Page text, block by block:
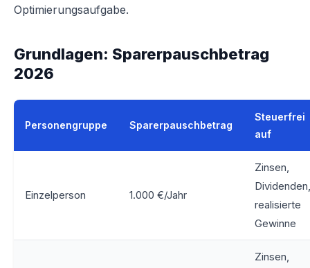
Optimierungsaufgabe.
Grundlagen: Sparerpauschbetrag
2026
Personengruppe Sparerpauschbetrag
Steuerfrei
auf
Einzelperson 1.000 €/Jahr
Zinsen,
Dividenden,
realisierte
Gewinne
Zinsen,